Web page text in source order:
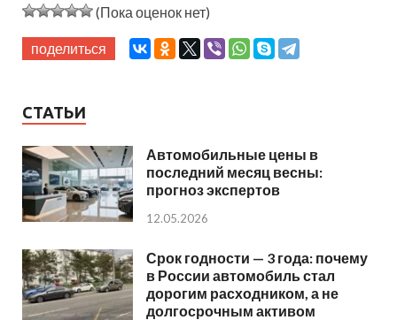
(Пока оценок нет)
поделиться
СТАТЬИ
Автомобильные цены в
последний месяц весны:
прогноз экспертов
12.05.2026
Срок годности — 3 года: почему
в России автомобиль стал
дорогим расходником, а не
долгосрочным активом